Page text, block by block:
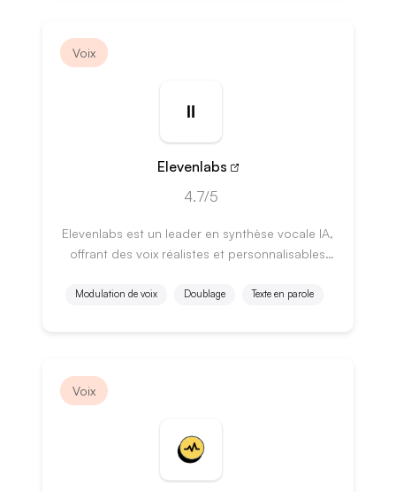
Voix
Elevenlabs
4.7/5
Elevenlabs est un leader en synthèse vocale IA,
offrant des voix réalistes et personnalisables
Modulation de voix Doublage Texte en parole
Voix